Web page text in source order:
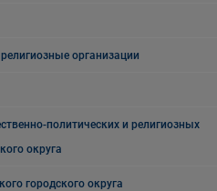
организации
политических и религиозных
округа
городского округа